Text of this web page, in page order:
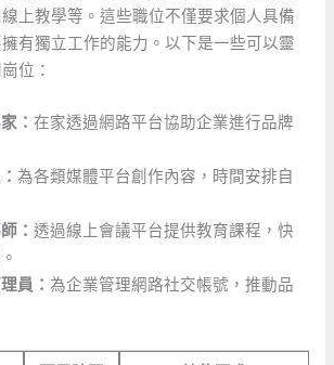
上教學等。這些職位不僅要求個人具備
有獨立工作的能力。以下是一些可以靈
位：
：在家透過網路平台協助企業進行品牌
為各類媒體平台創作內容，時間安排自
：透過線上會議平台提供教育課程，快
員：為企業管理網路社交帳號，推動品